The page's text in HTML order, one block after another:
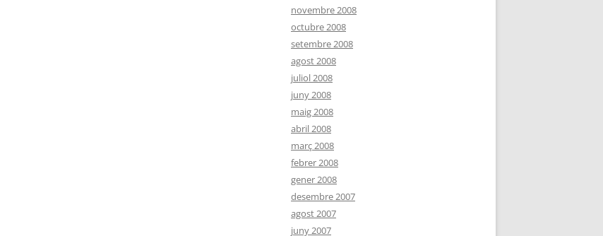
novembre 2008
octubre 2008
setembre 2008
agost 2008
juliol 2008
juny 2008
maig 2008
abril 2008
març 2008
febrer 2008
gener 2008
desembre 2007
agost 2007
juny 2007